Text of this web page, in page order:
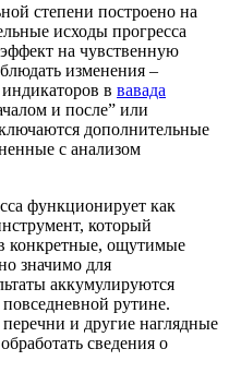
степени построено на
исходы прогресса
на чувственную
изменения –
в вавада
и после” или
дополнительные
с анализом
функционирует как
который
конкретные, ощутимые
значимо для
аккумулируются
рутине.
и другие наглядные
сведения о